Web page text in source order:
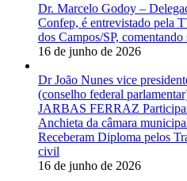
Dr. Marcelo Godoy –
Confep, é entrevistado pela
dos Campos/SP,
16 de junho de 2026
Dr João Nunes vice
(conselho federal
JARBAS FERRAZ
Anchieta da câmara
Receberam Diploma pelos
civil
16 de junho de 2026